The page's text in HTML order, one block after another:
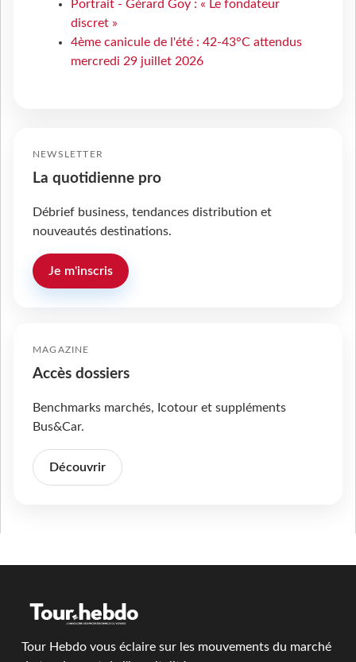
Portrait - Gérard Goy : « Le fondateur
discret »
4ème canicule de l'été : 42-43°C attendus
mercredi 29 juillet 2026
NEWSLETTER
La quotidienne pro
Débrief business, tendances distribution et
nouveautés destinations.
Je m'inscris
MAGAZINE
Accès dossiers
Benchmarks marchés, Icotour et suppléments
Bus&Car.
Découvrir
Tour Hebdo vous éclaire sur les mouvements du marché